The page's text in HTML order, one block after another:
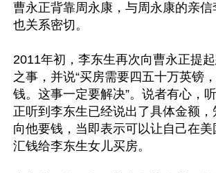
曹永正背靠周永康，与周永康的亲信
也关系密切。
2011年初，李东生再次向曹永正提
之事，并说“买房需要四五十万英镑
钱。这事一定要解决”。说者有心，
正听到李东生已经说出了具体金额
向他要钱，当即表示可以让自己在
汇钱给李东生女儿买房。